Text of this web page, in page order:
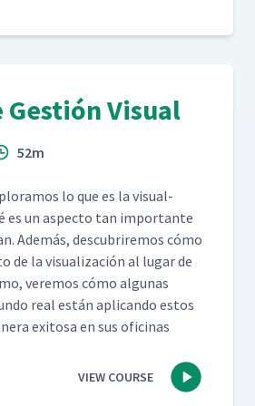
a TWI
Gestión Visual
52m
lo que es la visu­al­
es un aspec­to tan impor­tante
Además, des­cubrire­mos cómo
de la visu­al­ización al lugar de
ver­e­mos cómo algu­nas
real están apli­can­do estos
exi­tosa en sus ofic­i­nas
VIEW COURSE